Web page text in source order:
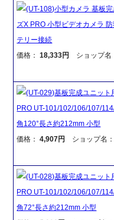
(UT-108)小型カメラ 基板
ズX PRO 小型ビデオカメラ
テリー接続
価格：18,333円 ショップ名
(UT-029)基板完成ユニッ
PRO UT-101/102/106/107/
角120°長さ約212mm 小型
価格：4,907円 ショップ名
(UT-028)基板完成ユニッ
PRO UT-101/102/106/107/
角72°長さ約212mm 小型